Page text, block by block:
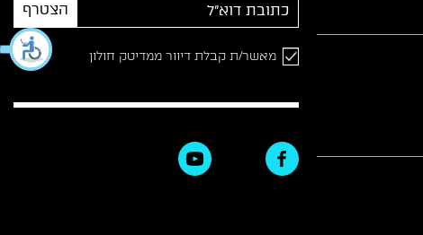
הצטרף
מאשר/ת קבלת דיוור ממדיטק חולון